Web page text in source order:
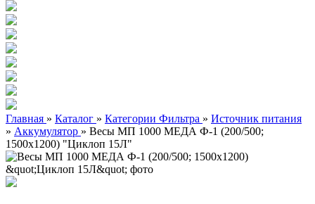
Главная » Каталог » Категории Фильтра » Источник питания
» Аккумулятор » Весы МП 1000 МЕДА Ф-1 (200/500;
1500х1200) "Циклоп 15Л"